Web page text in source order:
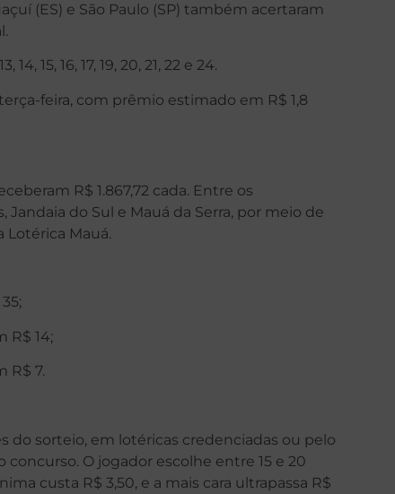
(ES) e São Paulo (SP) também acertaram
15, 16, 17, 19, 20, 21, 22 e 24.
feira, com prêmio estimado em R$ 1,8
R$ 1.867,72 cada. Entre os
do Sul e Mauá da Serra, por meio de
Lotérica Mauá.
R$ 14;
R$ 7.
do sorteio, em lotéricas credenciadas ou pelo
concurso. O jogador escolhe entre 15 e 20
custa R$ 3,50, e a mais cara ultrapassa R$